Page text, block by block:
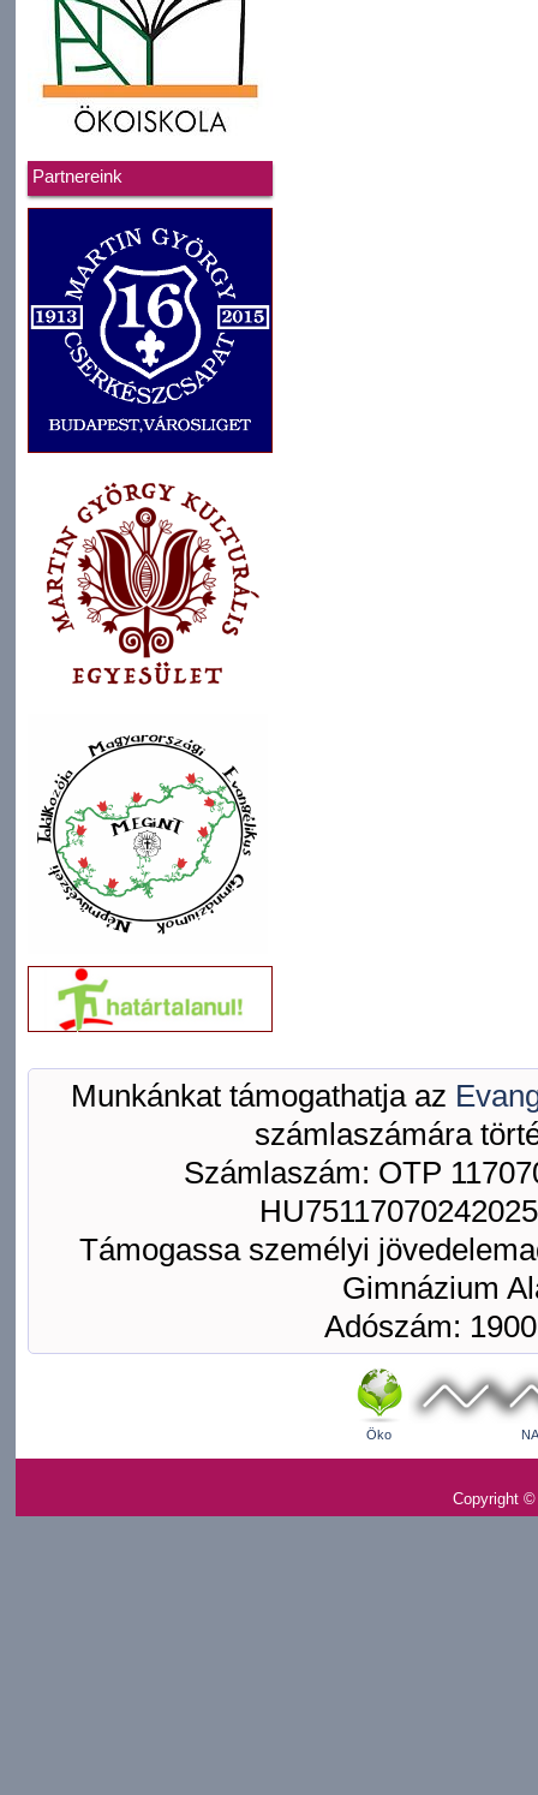
Partnereink
Munkánkat támogathatja az
számlaszámára
Számlaszám: OTP
Támogassa személyi
Gimnázium
Adószám:
Öko
Copyright